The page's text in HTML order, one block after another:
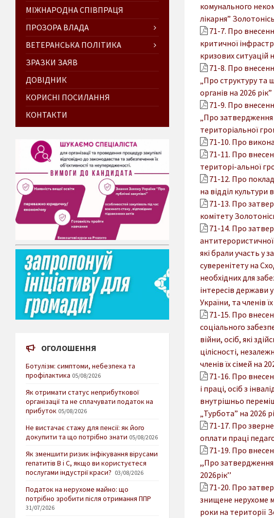
комунального
лікарня”
71-7. Про
критичної
кризових ситуацій
71-8. Про
„Про структуру та
органів на 2026 рік”
71-9. Про
„Про
територіальної
71-10. Про
71-11. Про
територі-альної
71-12. Про
на відділ культури
71-13. Про
комітету
71-14. Про
антитерористичної
які брали участь у
суверенітету на
необхідних для
інтересів держави
України, та членів
71-15. Про
соціального
війни, осіб, які
цілісності,
членів їх сімей на
71-16. Про
і праці, осіб з
внутрішньо
„Турбота” на 2026
71-17. Про
оплати праці
71-19. Про
,,Про затвердження
2026рік’’
71-20. Про
знищене нерухоме
роки на території
МІЖНАРОДНА СПІВПРАЦЯ
ПРОЗОРА ВЛАДА
ВЕТЕРАНСЬКА ПОЛІТИКА
ЗРАЗКИ ЗАЯВ
ДОВІДНИК
КОРИСНІ ПОСИЛАННЯ
КОНТАКТИ
ОГОЛОШЕННЯ
Ботулізм: симптоми, небезпека та
профілактика 05/08/2026
Як отримати статус неприбуткової
організації та не сплачувати податок на
прибуток 05/08/2026
Не вистачає стажу для пенсії: як його
докупити та що потрібно знати 05/08/2026
Як зменшити ризик інфікування вірусами
гепатитів В і С, якщо ви користуєтеся
послугами індустрії краси? 03/08/2026
Податок на нерухоме майно: що
потрібно зробити після отримання ППР
31/07/2026